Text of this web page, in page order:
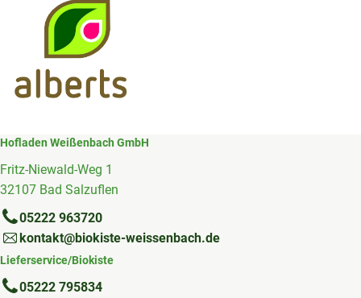
Hofladen Weißenbach GmbH
Fritz-Niewald-Weg 1
32107 Bad Salzuflen
05222 963720
kontakt@biokiste-weissenbach.de
Lieferservice/Biokiste
05222 795834